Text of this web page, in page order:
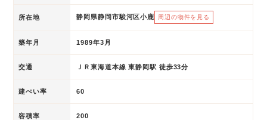
所在地 静岡県静岡市駿河区小鹿 周辺の物件を見る
築年月 1989年3月
交通 ＪＲ東海道本線 東静岡駅 徒歩33分
建ぺい率 60
容積率 200